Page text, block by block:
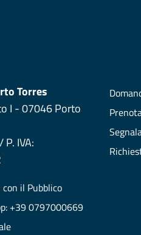
Torres
I - 07046 Porto
IVA:
il Pubblico
+39 0797000669